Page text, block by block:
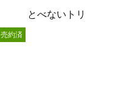
とべないトリ
売約済